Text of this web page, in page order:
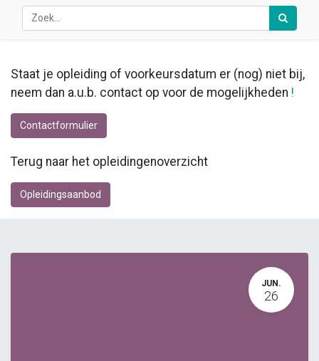
Staat je opleiding of voorkeursdatum er (nog) niet bij,
neem dan a.u.b. contact op voor de mogelijkheden !
Contactformulier
Terug naar het opleidingenoverzicht
Opleidingsaanbod
JUN.
26